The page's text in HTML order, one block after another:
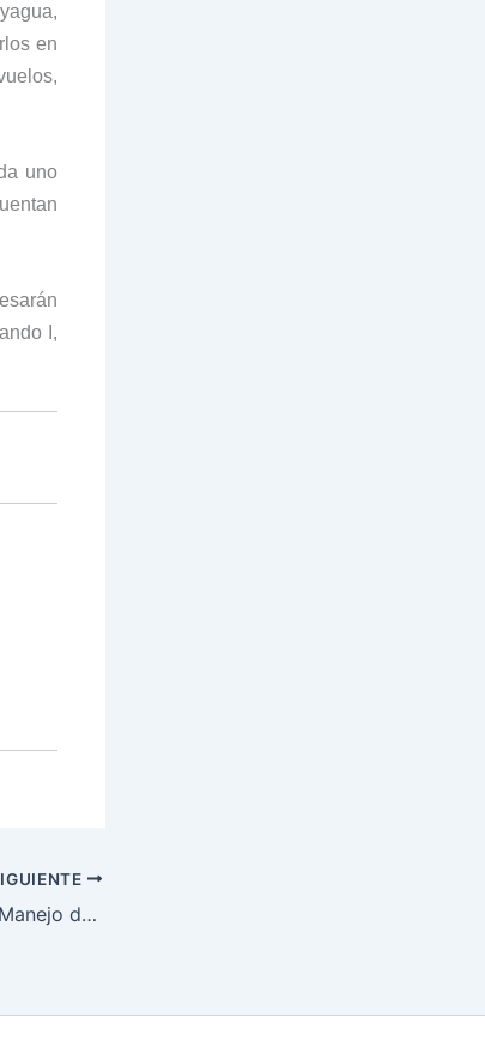
en
uno
I,
Curso Internacional de Manejo de Fuego, Legislación y Protección Ambiental